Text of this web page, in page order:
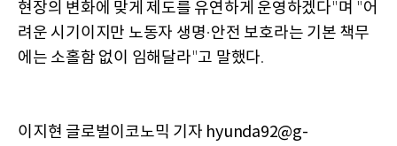
현장의 변화에 맞게 제도를 유연하게 운영하겠다"며 "어
려운 시기이지만 노동자 생명·안전 보호라는 기본 책무
에는 소홀함 없이 임해달라"고 말했다.
이지현 글로벌이코노믹 기자 hyunda92@g-